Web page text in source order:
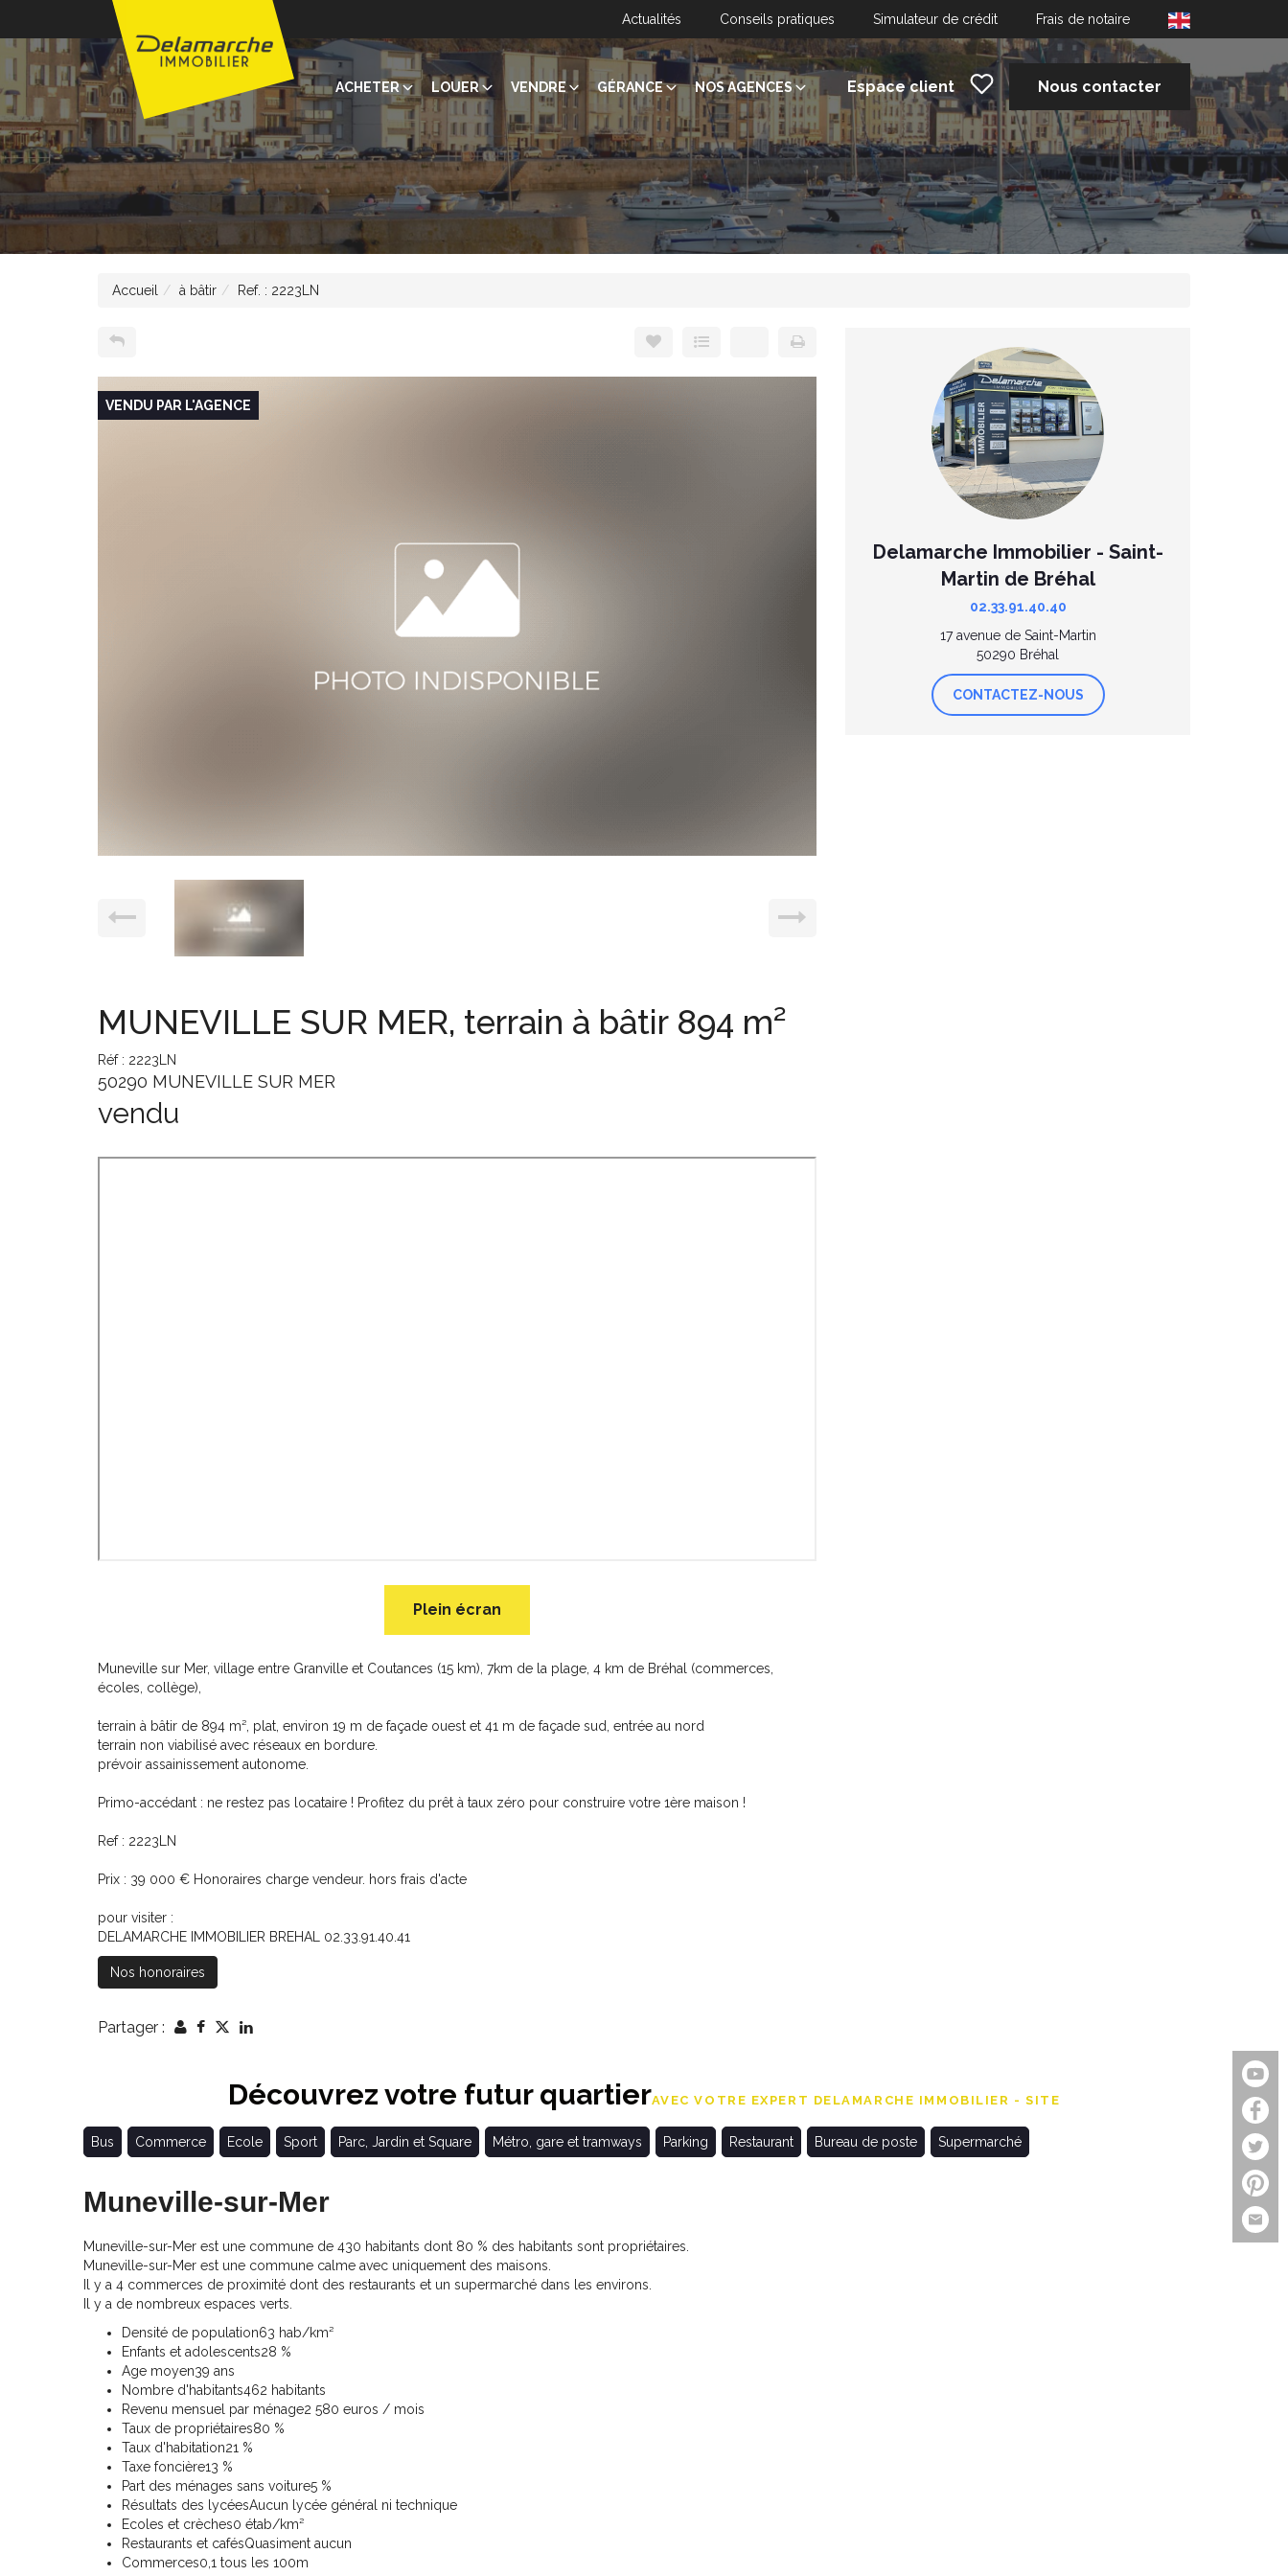
Actualités Conseils pratiques Simulateur de crédit Frais de notaire
ACHETER LOUER VENDRE GÉRANCE NOS AGENCES Espace client Nous contacter
Accueil à bâtir Ref. : 2223LN
VENDU PAR L'AGENCE
MUNEVILLE SUR MER, terrain à bâtir 894 m²
Réf : 2223LN
50290 MUNEVILLE SUR MER
vendu
Plein écran
Muneville sur Mer, village entre Granville et Coutances (15 km), 7km de la plage, 4 km de Bréhal (commerces,
écoles, collège),
terrain à bâtir de 894 m², plat, environ 19 m de façade ouest et 41 m de façade sud, entrée au nord
terrain non viabilisé avec réseaux en bordure.
prévoir assainissement autonome.
Primo-accédant : ne restez pas locataire ! Profitez du prêt à taux zéro pour construire votre 1ère maison !
Ref : 2223LN
Prix : 39 000 € Honoraires charge vendeur. hors frais d'acte
pour visiter :
DELAMARCHE IMMOBILIER BREHAL 02.33.91.40.41
Nos honoraires
Partager :
Delamarche Immobilier - Saint-
Martin de Bréhal
02.33.91.40.40
17 avenue de Saint-Martin
50290 Bréhal
CONTACTEZ-NOUS
Découvrez votre futur quartierAVEC VOTRE EXPERT DELAMARCHE IMMOBILIER - SITE
Bus Commerce Ecole Sport Parc, Jardin et Square Métro, gare et tramways Parking Restaurant Bureau de poste Supermarché
Muneville-sur-Mer
Muneville-sur-Mer est une commune de 430 habitants dont 80 % des habitants sont propriétaires.
Muneville-sur-Mer est une commune calme avec uniquement des maisons.
Il y a 4 commerces de proximité dont des restaurants et un supermarché dans les environs.
Il y a de nombreux espaces verts.
Densité de population63 hab/km²
Enfants et adolescents28 %
Age moyen39 ans
Nombre d'habitants462 habitants
Revenu mensuel par ménage2 580 euros / mois
Taux de propriétaires80 %
Taux d'habitation21 %
Taxe foncière13 %
Part des ménages sans voiture5 %
Résultats des lycéesAucun lycée général ni technique
Ecoles et crèches0 étab/km²
Restaurants et cafésQuasiment aucun
Commerces0,1 tous les 100m